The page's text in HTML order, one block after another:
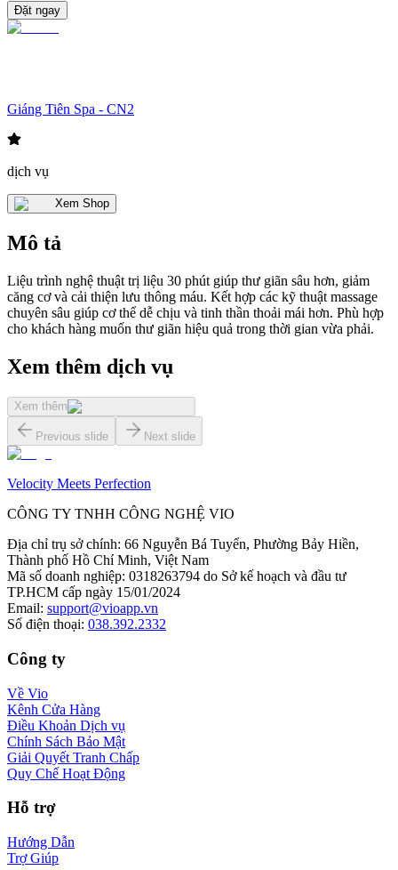
Đặt ngay
Giáng Tiên Spa - CN2
dịch vụ
Xem Shop
Mô tả
Liệu trình nghệ thuật trị liệu 30 phút giúp thư giãn sâu hơn, giảm
căng cơ và cải thiện lưu thông máu. Kết hợp các kỹ thuật massage
chuyên sâu giúp cơ thể dễ chịu và tinh thần thoải mái hơn. Phù hợp
cho khách hàng muốn thư giãn hiệu quả trong thời gian vừa phải.
Xem thêm dịch vụ
Xem thêm
Previous slide Next slide
Velocity Meets Perfection
CÔNG TY TNHH CÔNG NGHỆ VIO
Địa chỉ trụ sở chính: 66 Nguyễn Bá Tuyển, Phường Bảy Hiền,
Thành phố Hồ Chí Minh, Việt Nam
Mã số doanh nghiệp: 0318263794 do Sở kế hoạch và đầu tư
TP.HCM cấp ngày 15/01/2024
Email: support@vioapp.vn
Số điện thoại: 038.392.2332
Công ty
Về Vio
Kênh Cửa Hàng
Điều Khoản Dịch vụ
Chính Sách Bảo Mật
Giải Quyết Tranh Chấp
Quy Chế Hoạt Động
Hỗ trợ
Hướng Dẫn
Trợ Giúp